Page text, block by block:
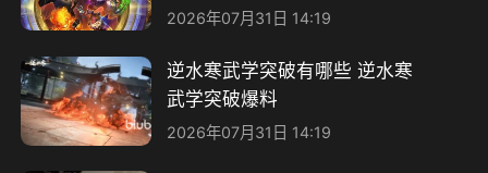
游哪些变动
2026年07月31日 14:19
逆水寒武学突破有哪些 逆水寒
武学突破爆料
2026年07月31日 14:19